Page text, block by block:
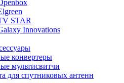
STAR
Innovations
конвертеры
мультисвитчи
для спутниковых антенн